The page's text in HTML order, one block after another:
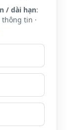
/ dài hạn:
tin ·